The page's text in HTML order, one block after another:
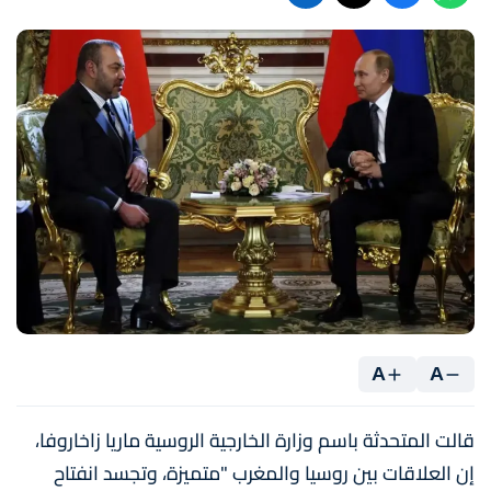
A
A
قالت المتحدثة باسم وزارة الخارجية الروسية ماريا زاخاروفا،
إن العلاقات بين روسيا والمغرب "متميزة، وتجسد انفتاح